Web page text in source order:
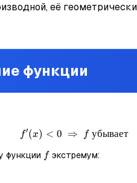
её
функции
f'(x)>0 \;\Rightarrow\; f
f′(x) < 0 ⇒ f убывает
функции ff экстремум: